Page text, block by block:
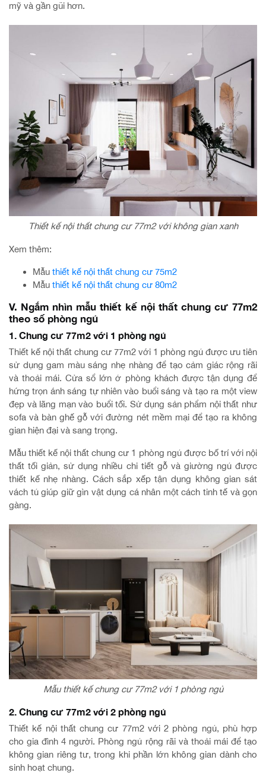
mỹ và gần gũi hơn.
Thiết kế nội thất chung cư 77m2 với không gian xanh
Xem thêm:
Mẫu thiết kế nội thất chung cư 75m2
Mẫu thiết kế nội thất chung cư 80m2
V. Ngắm nhìn mẫu thiết kế nội thất chung cư 77m2
theo số phòng ngủ
1. Chung cư 77m2 với 1 phòng ngủ
Thiết kế nội thất chung cư 77m2 với 1 phòng ngủ được ưu tiên
sử dụng gam màu sáng nhẹ nhàng để tạo cảm giác rộng rãi
và thoải mái. Cửa sổ lớn ở phòng khách được tận dụng để
hứng trọn ánh sáng tự nhiên vào buổi sáng và tạo ra một view
đẹp và lãng mạn vào buổi tối. Sử dụng sản phẩm nội thất như
sofa và bàn ghế gỗ với đường nét mềm mại để tạo ra không
gian hiện đại và sang trọng.
Mẫu thiết kế nội thất chung cư 1 phòng ngủ được bố trí với nội
thất tối giản, sử dụng nhiều chi tiết gỗ và giường ngủ được
thiết kế nhẹ nhàng. Cách sắp xếp tận dụng không gian sát
vách tủ giúp giữ gìn vật dụng cá nhân một cách tinh tế và gọn
gàng.
Mẫu thiết kế chung cư 77m2 với 1 phòng ngủ
2. Chung cư 77m2 với 2 phòng ngủ
Thiết kế nội thất chung cư 77m2 với 2 phòng ngủ, phù hợp
cho gia đình 4 người. Phòng ngủ rộng rãi và thoải mái để tạo
không gian riêng tư, trong khi phần lớn không gian dành cho
sinh hoạt chung.